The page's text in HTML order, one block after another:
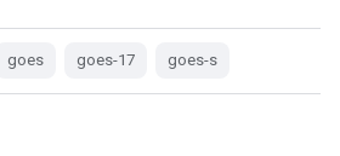
goes goes-17 goes-s